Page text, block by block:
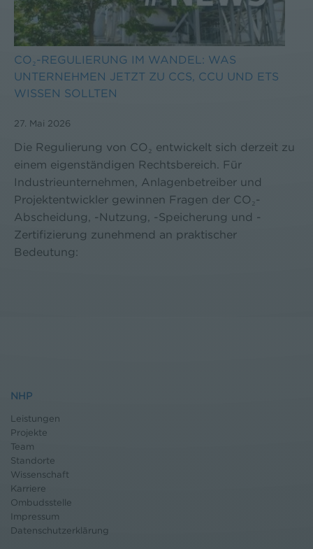
CO₂-REGULIERUNG IM WANDEL: WAS
UNTERNEHMEN JETZT ZU CCS, CCU UND ETS
WISSEN SOLLTEN
27. Mai 2026
Die Regulierung von CO₂ entwickelt sich derzeit zu
einem eigenständigen Rechtsbereich. Für
Industrieunternehmen, Anlagenbetreiber und
Projektentwickler gewinnen Fragen der CO₂-
Abscheidung, -Nutzung, -Speicherung und -
Zertifizierung zunehmend an praktischer
Bedeutung:
NHP
Leistungen
Projekte
Team
Standorte
Wissenschaft
Karriere
Ombudsstelle
Impressum
Datenschutzerklärung